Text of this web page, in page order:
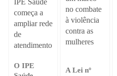
começa a
ampliar rede
de
atendimento
O IPE
no combate
à violência
contra as
mulheres
A Lei nº